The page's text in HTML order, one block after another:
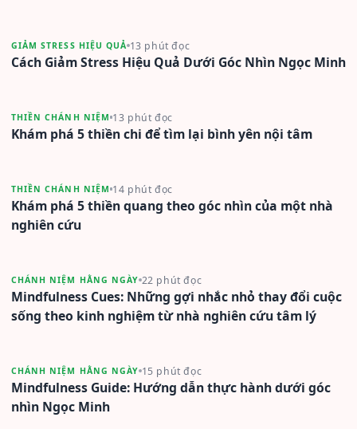
GIẢM STRESS HIỆU QUẢ 13 phút đọc
Cách Giảm Stress Hiệu Quả Dưới Góc Nhìn Ngọc Minh
THIỀN CHÁNH NIỆM 13 phút đọc
Khám phá 5 thiền chi để tìm lại bình yên nội tâm
THIỀN CHÁNH NIỆM 14 phút đọc
Khám phá 5 thiền quang theo góc nhìn của một nhà
nghiên cứu
CHÁNH NIỆM HẰNG NGÀY 22 phút đọc
Mindfulness Cues: Những gợi nhắc nhỏ thay đổi cuộc
sống theo kinh nghiệm từ nhà nghiên cứu tâm lý
CHÁNH NIỆM HẰNG NGÀY 15 phút đọc
Mindfulness Guide: Hướng dẫn thực hành dưới góc
nhìn Ngọc Minh